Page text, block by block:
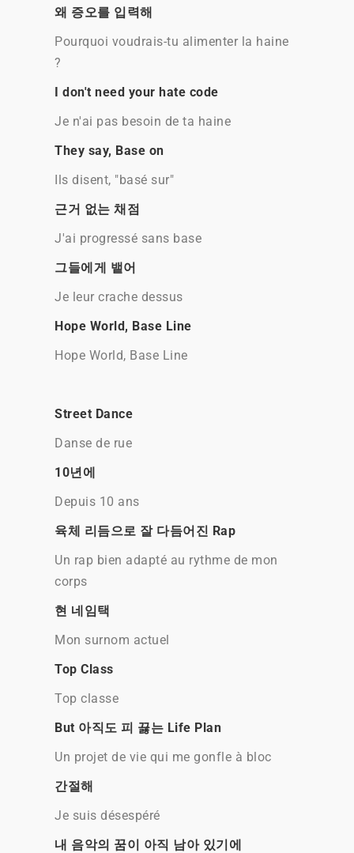
왜 증오를 입력해
Pourquoi voudrais-tu alimenter la haine
?
I don't need your hate code
Je n'ai pas besoin de ta haine
They say, Base on
Ils disent, "basé sur"
근거 없는 채점
J'ai progressé sans base
그들에게 뱉어
Je leur crache dessus
Hope World, Base Line
Hope World, Base Line
Street Dance
Danse de rue
10년에
Depuis 10 ans
육체 리듬으로 잘 다듬어진 Rap
Un rap bien adapté au rythme de mon
corps
현 네임택
Mon surnom actuel
Top Class
Top classe
But 아직도 피 끓는 Life Plan
Un projet de vie qui me gonfle à bloc
간절해
Je suis désespéré
내 음악의 꿈이 아직 남아 있기에